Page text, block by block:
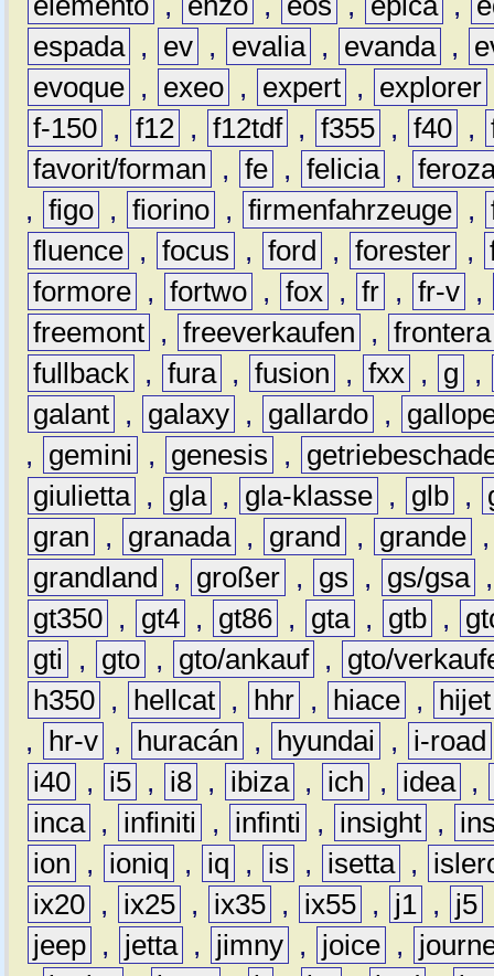
espada , ev , evalia , evanda ,
evoque , exeo , expert , explorer
f-150 , f12 , f12tdf , f355 , f40 ,
favorit/forman
, fe , felicia ,
, figo , fiorino , firmenfahrzeuge ,
fluence , focus , ford , forester ,
formore , fortwo , fox , fr , fr-v ,
freemont , freeverkaufen , frontera
fullback , fura , fusion , fxx , g
,
galant , galaxy , gallardo ,
,
gemini , genesis ,
giulietta , gla , gla-klasse , glb ,
gran
, granada , grand , grande
grandland
, großer , gs , gs/gsa
gt350 , gt4 , gt86 , gta , gtb ,
gti
, gto , gto/ankauf ,
gto/
h350 , hellcat , hhr , hiace ,
hijet
,
hr-v , huracán , hyundai ,
i-road
i40 , i5 , i8 , ibiza , ich , idea ,
inca , infiniti , infinti , insight ,
ion
, ioniq , iq , is , isetta ,
ix20 , ix25 , ix35 , ix55 , j1 , j5
jeep , jetta , jimny , joice ,